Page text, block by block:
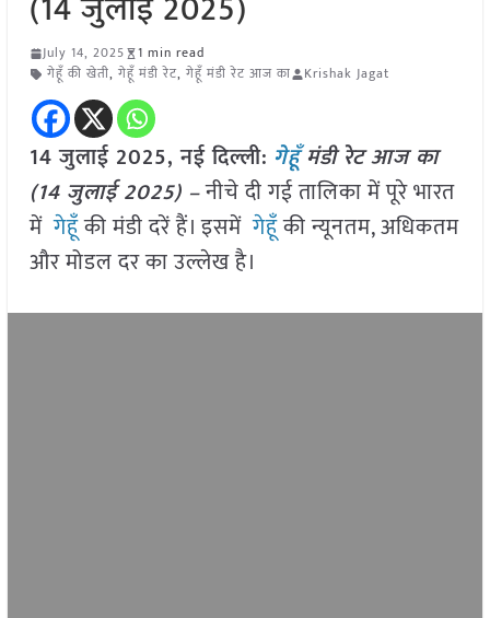
July 14, 2025
1 min read
गेहूँ की खेती, गेहूँ मंडी रेट, गेहूँ मंडी रेट आज का Krishak Jagat
14 जुलाई 2025, नई दिल्ली: गेहूँमंडी रेट आज का
(14 जुलाई 2025) –नीचे दी गई तालिका में पूरे भारत
में गेहूँकी मंडी दरें हैं। इसमें गेहूँकी न्यूनतम, अधिकतम
और मोडल दर का उल्लेख है।